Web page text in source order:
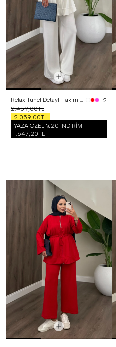
Relax Tünel Detaylı Takım Beyaz
+2
2.469,00TL
2.059,00TL
YAZA ÖZEL %20 İNDİRİM
1.647,20TL